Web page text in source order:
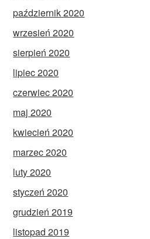
październik 2020
wrzesień 2020
sierpień 2020
lipiec 2020
czerwiec 2020
maj 2020
kwiecień 2020
marzec 2020
luty 2020
styczeń 2020
grudzień 2019
listopad 2019